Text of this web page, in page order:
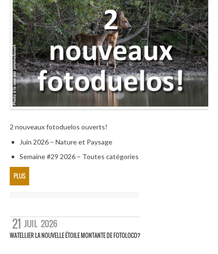
2 nouveaux fotoduelos ouverts!
Juin 2026 – Nature et Paysage
Semaine #29 2026 – Toutes catégories
PLUS
21 JUIL 2026
WATELLIER LA NOUVELLE ÉTOILE MONTANTE DE FOTOLOCO?